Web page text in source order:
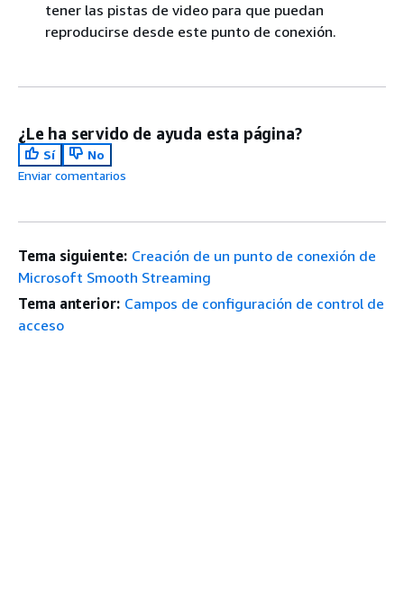
tener las pistas de video para que puedan
reproducirse desde este punto de conexión.
¿Le ha servido de ayuda esta página?
Sí
No
Enviar comentarios
Tema siguiente: Creación de un punto de conexión de
Microsoft Smooth Streaming
Tema anterior: Campos de configuración de control de
acceso